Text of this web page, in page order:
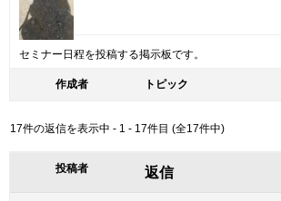
セミナー日程を投稿する掲示板です。
作成者 トピック
17件の返信を表示中 - 1 - 17件目 (全17件中)
投稿者 返信